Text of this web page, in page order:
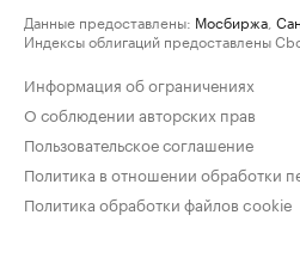
Данные предоставлены: Мосбиржа
Индексы облигаций предоставлены
Информация об ограничениях
О соблюдении авторских прав
Пользовательское соглашение
Политика в отношении обработки
Политика обработки файлов cookie